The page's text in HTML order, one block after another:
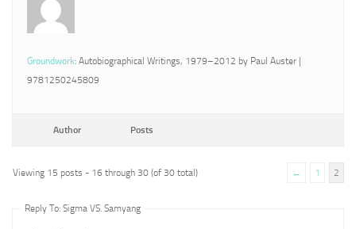
Groundwork: Autobiographical Writings, 1979–2012 by Paul Auster |
9781250245809
Author Posts
Viewing 15 posts - 16 through 30 (of 30 total) ← 1 2
Reply To: Sigma VS. Samyang